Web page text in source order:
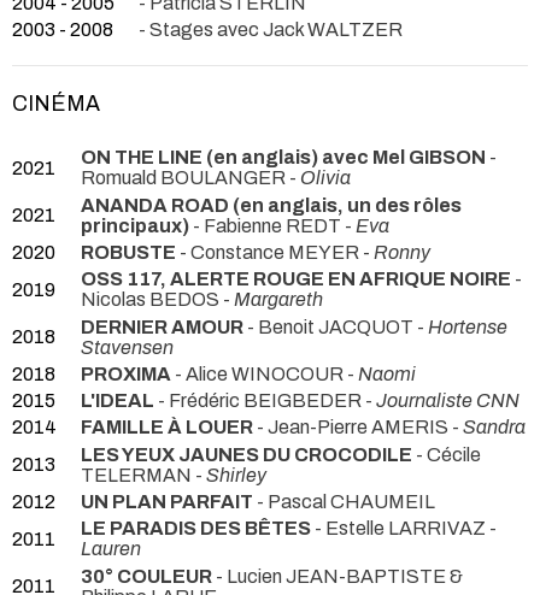
2003 - 2008
- Stages avec Jack WALTZER
CINÉMA
2021 ON THE LINE (en anglais) avec Mel GIBSON -
Romuald BOULANGER - Olivia
2021
ANANDA ROAD (en anglais, un des rôles
principaux) - Fabienne REDT - Eva
2020
ROBUSTE - Constance MEYER - Ronny
2019
OSS 117, ALERTE ROUGE EN AFRIQUE NOIRE -
Nicolas BEDOS - Margareth
2018
DERNIER AMOUR - Benoit JACQUOT - Hortense
Stavensen
2018
PROXIMA - Alice WINOCOUR - Naomi
2015
L'IDEAL - Frédéric BEIGBEDER - Journaliste CNN
2014
FAMILLE À LOUER - Jean-Pierre AMERIS - Sandra
2013
LES YEUX JAUNES DU CROCODILE - Cécile
TELERMAN - Shirley
2012
UN PLAN PARFAIT - Pascal CHAUMEIL
2011
LE PARADIS DES BÊTES - Estelle LARRIVAZ -
Lauren
2011
30° COULEUR - Lucien JEAN-BAPTISTE &